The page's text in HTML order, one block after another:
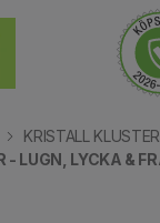
KRISTALL KLUSTER
- LUGN, LYCKA &